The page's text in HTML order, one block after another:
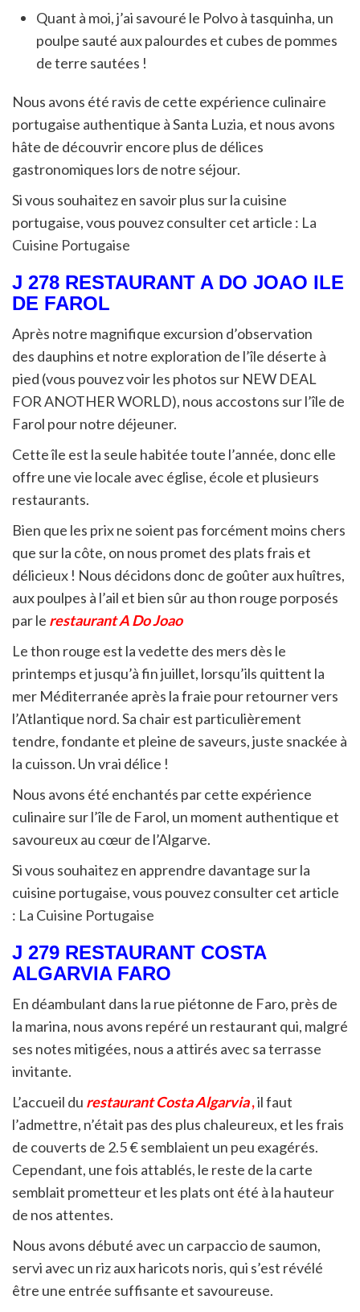
Quant à moi, j’ai savouré le Polvo à tasquinha, un
poulpe sauté aux palourdes et cubes de pommes
de terre sautées !
Nous avons été ravis de cette expérience culinaire
portugaise authentique à Santa Luzia, et nous avons
hâte de découvrir encore plus de délices
gastronomiques lors de notre séjour.
Si vous souhaitez en savoir plus sur la cuisine
portugaise, vous pouvez consulter cet article : La
Cuisine Portugaise
J 278 RESTAURANT A DO JOAO ILE
DE FAROL
Après notre magnifique excursion d’observation
des dauphins et notre exploration de l’île déserte à
pied (vous pouvez voir les photos sur NEW DEAL
FOR ANOTHER WORLD), nous accostons sur l’île de
Farol pour notre déjeuner.
Cette île est la seule habitée toute l’année, donc elle
offre une vie locale avec église, école et plusieurs
restaurants.
Bien que les prix ne soient pas forcément moins chers
que sur la côte, on nous promet des plats frais et
délicieux ! Nous décidons donc de goûter aux huîtres,
aux poulpes à l’ail et bien sûr au thon rouge porposés
par le restaurant A Do Joao
Le thon rouge est la vedette des mers dès le
printemps et jusqu’à fin juillet, lorsqu’ils quittent la
mer Méditerranée après la fraie pour retourner vers
l’Atlantique nord. Sa chair est particulièrement
tendre, fondante et pleine de saveurs, juste snackée à
la cuisson. Un vrai délice !
Nous avons été enchantés par cette expérience
culinaire sur l’île de Farol, un moment authentique et
savoureux au cœur de l’Algarve.
Si vous souhaitez en apprendre davantage sur la
cuisine portugaise, vous pouvez consulter cet article
: La Cuisine Portugaise
J 279 RESTAURANT COSTA
ALGARVIA FARO
En déambulant dans la rue piétonne de Faro, près de
la marina, nous avons repéré un restaurant qui, malgré
ses notes mitigées, nous a attirés avec sa terrasse
invitante.
L’accueil du restaurant Costa Algarvia,il faut
l’admettre, n’était pas des plus chaleureux, et les frais
de couverts de 2.5 € semblaient un peu exagérés.
Cependant, une fois attablés, le reste de la carte
semblait prometteur et les plats ont été à la hauteur
de nos attentes.
Nous avons débuté avec un carpaccio de saumon,
servi avec un riz aux haricots noris, qui s’est révélé
être une entrée suffisante et savoureuse.